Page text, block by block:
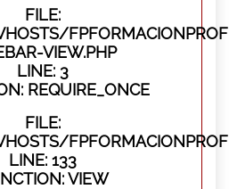
FILE:
VIEW.PHP
LINE: 3
REQUIRE_ONCE
FILE:
LINE: 133
VIEW